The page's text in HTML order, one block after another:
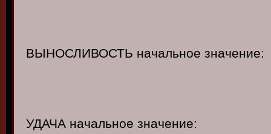
ВЫНОСЛИВОСТЬ начальное значение:
УДАЧА начальное значение: